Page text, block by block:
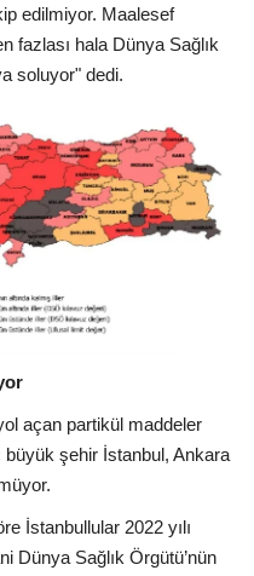
edilmiyor. Maalesef
fazlası hala Dünya Sağlık
soluyor" dedi.
açan partikül maddeler
şehir İstanbul, Ankara
İstanbullular 2022 yılı
Dünya Sağlık Örgütü’nün